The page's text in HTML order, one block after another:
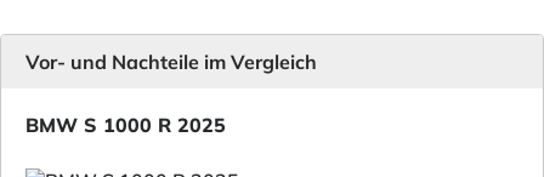
Vor- und Nachteile im Vergleich
BMW S 1000 R 2025